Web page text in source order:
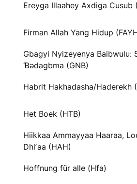
Ereyga Illaahey Axdiga Cusub
Firman Allah Yang Hidup
Gbagyi Nyizeyenya Baibwulu:
Ɓədagbma (GNB)
Habrit Hakhadasha/Haderekh
Het Boek (HTB)
Hiikkaa Ammayyaa Haaraa,
Dhiʼaa (HAH)
Hoffnung für alle (Hfa)